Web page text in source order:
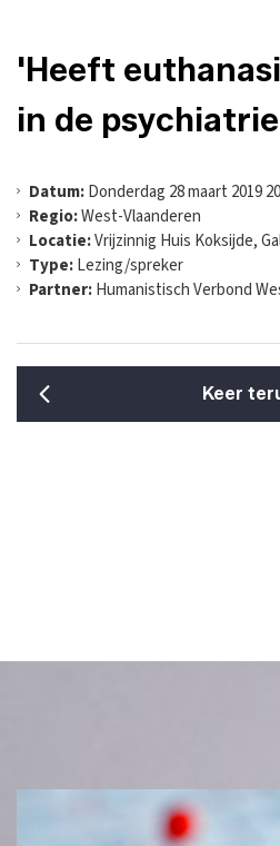
'Heeft
in de
Datum:Donderdag 28 maart 2019
Regio:West-Vlaanderen
Locatie:Vrijzinnig Huis Koksijde,
Type:Lezing/spreker
Partner:Humanistisch Verbond
Keer